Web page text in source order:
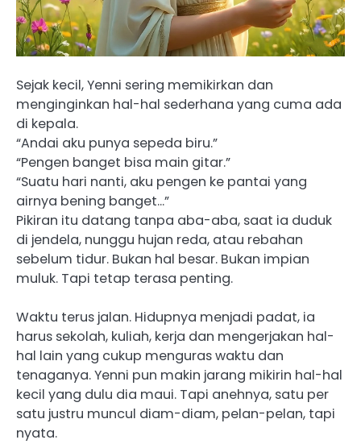
Sejak kecil, Yenni sering memikirkan dan
menginginkan hal-hal sederhana yang cuma ada
di kepala.
“Andai aku punya sepeda biru.”
“Pengen banget bisa main gitar.”
“Suatu hari nanti, aku pengen ke pantai yang
airnya bening banget…”
Pikiran itu datang tanpa aba-aba, saat ia duduk
di jendela, nunggu hujan reda, atau rebahan
sebelum tidur. Bukan hal besar. Bukan impian
muluk. Tapi tetap terasa penting.
Waktu terus jalan. Hidupnya menjadi padat, ia
harus sekolah, kuliah, kerja dan mengerjakan hal-
hal lain yang cukup menguras waktu dan
tenaganya. Yenni pun makin jarang mikirin hal-hal
kecil yang dulu dia maui. Tapi anehnya, satu per
satu justru muncul diam-diam, pelan-pelan, tapi
nyata.